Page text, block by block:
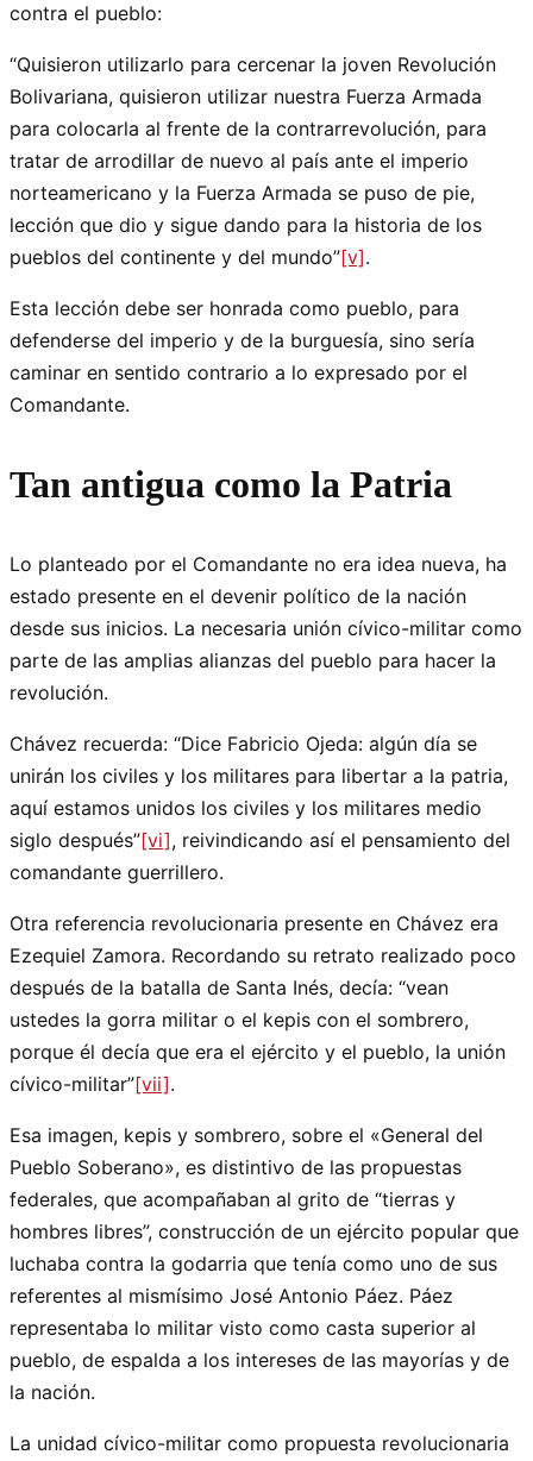
contra el pueblo:
“Quisieron utilizarlo para cercenar la joven Revolución
Bolivariana, quisieron utilizar nuestra Fuerza Armada
para colocarla al frente de la contrarrevolución, para
tratar de arrodillar de nuevo al país ante el imperio
norteamericano y la Fuerza Armada se puso de pie,
lección que dio y sigue dando para la historia de los
pueblos del continente y del mundo”[v].
Esta lección debe ser honrada como pueblo, para
defenderse del imperio y de la burguesía, sino sería
caminar en sentido contrario a lo expresado por el
Comandante.
Tan antigua como la Patria
Lo planteado por el Comandante no era idea nueva, ha
estado presente en el devenir político de la nación
desde sus inicios. La necesaria unión cívico-militar como
parte de las amplias alianzas del pueblo para hacer la
revolución.
Chávez recuerda: “Dice Fabricio Ojeda: algún día se
unirán los civiles y los militares para libertar a la patria,
aquí estamos unidos los civiles y los militares medio
siglo después”[vi], reivindicando así el pensamiento del
comandante guerrillero.
Otra referencia revolucionaria presente en Chávez era
Ezequiel Zamora. Recordando su retrato realizado poco
después de la batalla de Santa Inés, decía: “vean
ustedes la gorra militar o el kepis con el sombrero,
porque él decía que era el ejército y el pueblo, la unión
cívico-militar”[vii].
Esa imagen, kepis y sombrero, sobre el «General del
Pueblo Soberano», es distintivo de las propuestas
federales, que acompañaban al grito de “tierras y
hombres libres”, construcción de un ejército popular que
luchaba contra la godarria que tenía como uno de sus
referentes al mismísimo José Antonio Páez. Páez
representaba lo militar visto como casta superior al
pueblo, de espalda a los intereses de las mayorías y de
la nación.
La unidad cívico-militar como propuesta revolucionaria